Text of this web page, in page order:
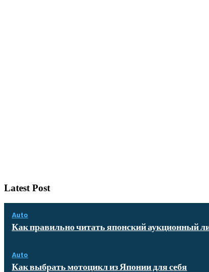
Latest Post
Auto
Как правильно читать японский аукционный
Auto
Как выбрать мотоцикл из Японии для себя